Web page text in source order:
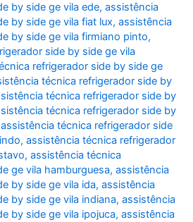
by side ge vila ede,assistência
by side ge vila fiat lux,assistência
by side ge vila firmiano pinto,
side by side ge vila
refrigerador side by side ge
técnica refrigerador side by
técnica refrigerador side by
técnica refrigerador side by
assistência técnica refrigerador side
,assistência técnica refrigerador
,assistência técnica
ge vila hamburguesa,assistência
by side ge vila ida,assistência
by side ge vila indiana,assistência
by side ge vila ipojuca,assistência